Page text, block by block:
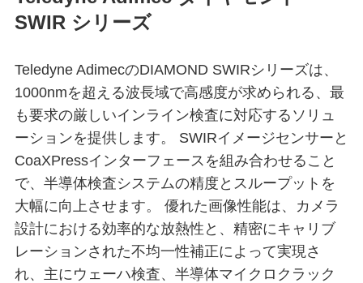
SWIR シリーズ
Teledyne AdimecのDIAMOND SWIRシリーズは、
1000nmを超える波長域で高感度が求められる、最
も要求の厳しいインライン検査に対応するソリュ
ーションを提供します。 SWIRイメージセンサーと
CoaXPressインターフェースを組み合わせること
で、半導体検査システムの精度とスループットを
大幅に向上させます。 優れた画像性能は、カメラ
設計における効率的な放熱性と、精密にキャリブ
レーションされた不均一性補正によって実現さ
れ、主にウェーハ検査、半導体マイクロクラック